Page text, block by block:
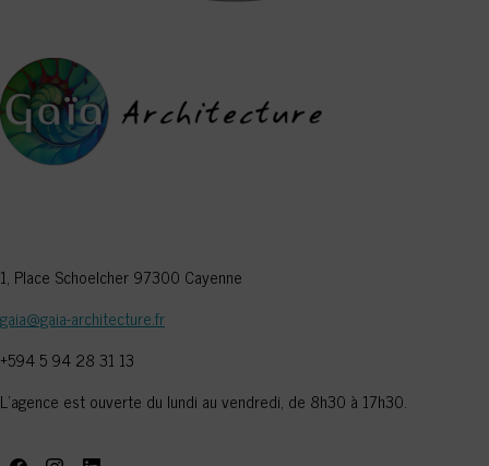
1, Place Schoelcher 97300 Cayenne
gaia@gaia-architecture.fr
+594 5 94 28 31 13
L’agence est ouverte du lundi au vendredi, de 8h30 à 17h30.